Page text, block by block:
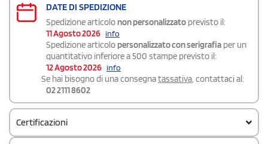
DATE DI SPEDIZIONE
Spedizione articolo non personalizzato previsto il:
11 Agosto 2026 info
Spedizione articolo personalizzato con serigrafia per un
quantitativo inferiore a 500 stampe previsto il:
12 Agosto 2026 info
Se hai bisogno di una consegnatassativa, contattaci al:
02 2111 8602
Certificazioni